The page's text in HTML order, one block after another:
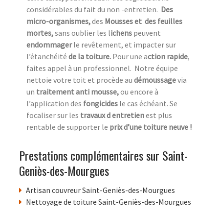
considérables du fait du non -entretien. Des
micro-organismes,des Mousses et des feuilles
mortes,sans oublier les lichens peuvent
endommagerle revêtement, et impacter sur
l’étanchéité de la toiture. Pour une action rapide,
faites appel à un professionnel. Notre équipe
nettoie votre toit et procède au démoussagevia
un traitement anti mousse,ou encore à
l’application des fongicides le cas échéant. Se
focaliser sur les travaux d entretienest plus
rentable de supporter le prix d’une toiture neuve !
Prestations complémentaires sur Saint-
Geniès-des-Mourgues
Artisan couvreur Saint-Geniès-des-Mourgues
Nettoyage de toiture Saint-Geniès-des-Mourgues